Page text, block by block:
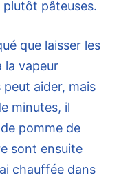
plutôt pâteuses.
que laisser les
la vapeur
aider, mais
minutes, il
pomme de
sont ensuite
chauffée dans